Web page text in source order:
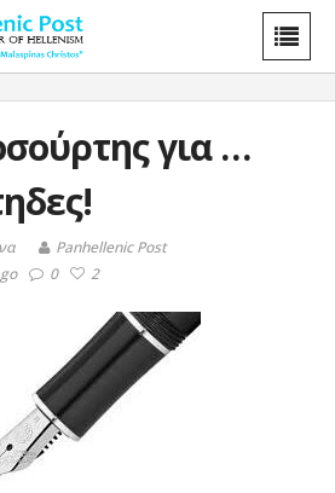
για …
Panhellenic Post
0 2